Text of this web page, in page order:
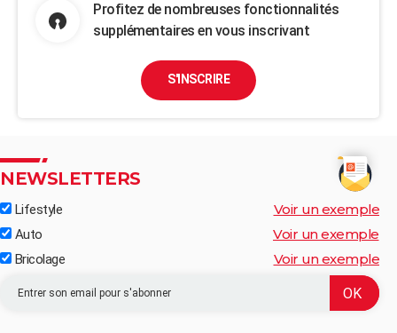
Profitez de nombreuses fonctionnalités
supplémentaires en vous inscrivant
S'INSCRIRE
NEWSLETTERS
Lifestyle Voir un exemple
Auto Voir un exemple
Bricolage Voir un exemple